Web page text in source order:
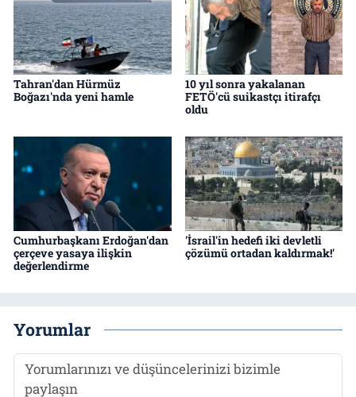
Tahran'dan Hürmüz
Boğazı'nda yeni hamle
10 yıl sonra yakalanan
FETÖ'cü suikastçı itirafçı
oldu
Cumhurbaşkanı Erdoğan'dan
çerçeve yasaya ilişkin
değerlendirme
'İsrail'in hedefi iki devletli
çözümü ortadan kaldırmak!'
Yorumlar